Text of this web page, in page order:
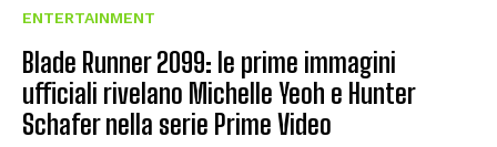
ENTERTAINMENT
Blade Runner 2099: le prime immagini
ufficiali rivelano Michelle Yeoh e Hunter
Schafer nella serie Prime Video